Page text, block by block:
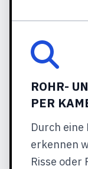
ROHR-
PER
Durch
erkennen
Risse oder